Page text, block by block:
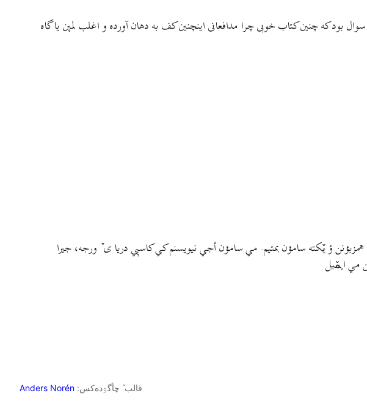
بود که چنین کتاب خوبی چرا مدافعانی اینچنین کف به دهان آورده و اغلب لمپن یا گاه
ؤ يٚکته سامؤن بمتيم. مي سامؤن أجي نيويسنم کي کاسپي دريا ی ٚ ورجه، جيرا
مي ايمٚیل‌
قالب ٚ چأگۊده‌کس: Anders Norén